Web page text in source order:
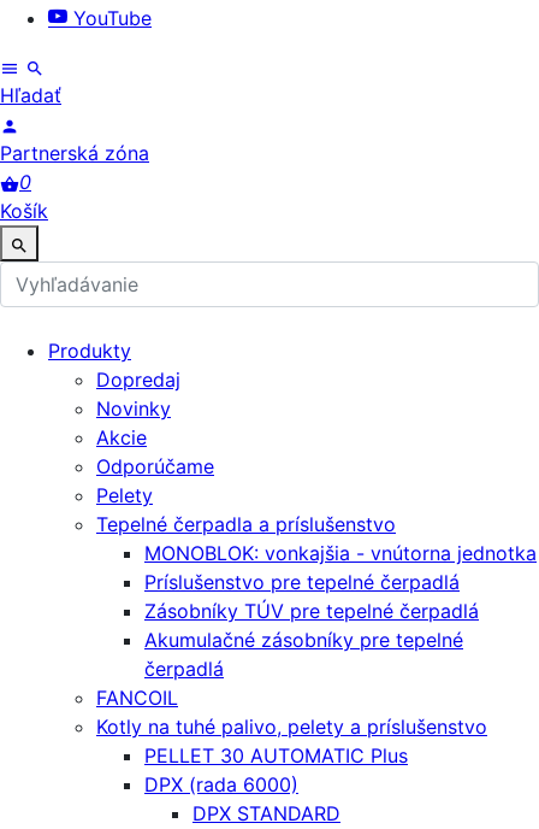
YouTube
Hľadať
Partnerská zóna
0
Košík
Produkty
Dopredaj
Novinky
Akcie
Odporúčame
Pelety
Tepelné čerpadla a príslušenstvo
MONOBLOK: vonkajšia - vnútorna jednotka
Príslušenstvo pre tepelné čerpadlá
Zásobníky TÚV pre tepelné čerpadlá
Akumulačné zásobníky pre tepelné
čerpadlá
FANCOIL
Kotly na tuhé palivo, pelety a príslušenstvo
PELLET 30 AUTOMATIC Plus
DPX (rada 6000)
DPX STANDARD